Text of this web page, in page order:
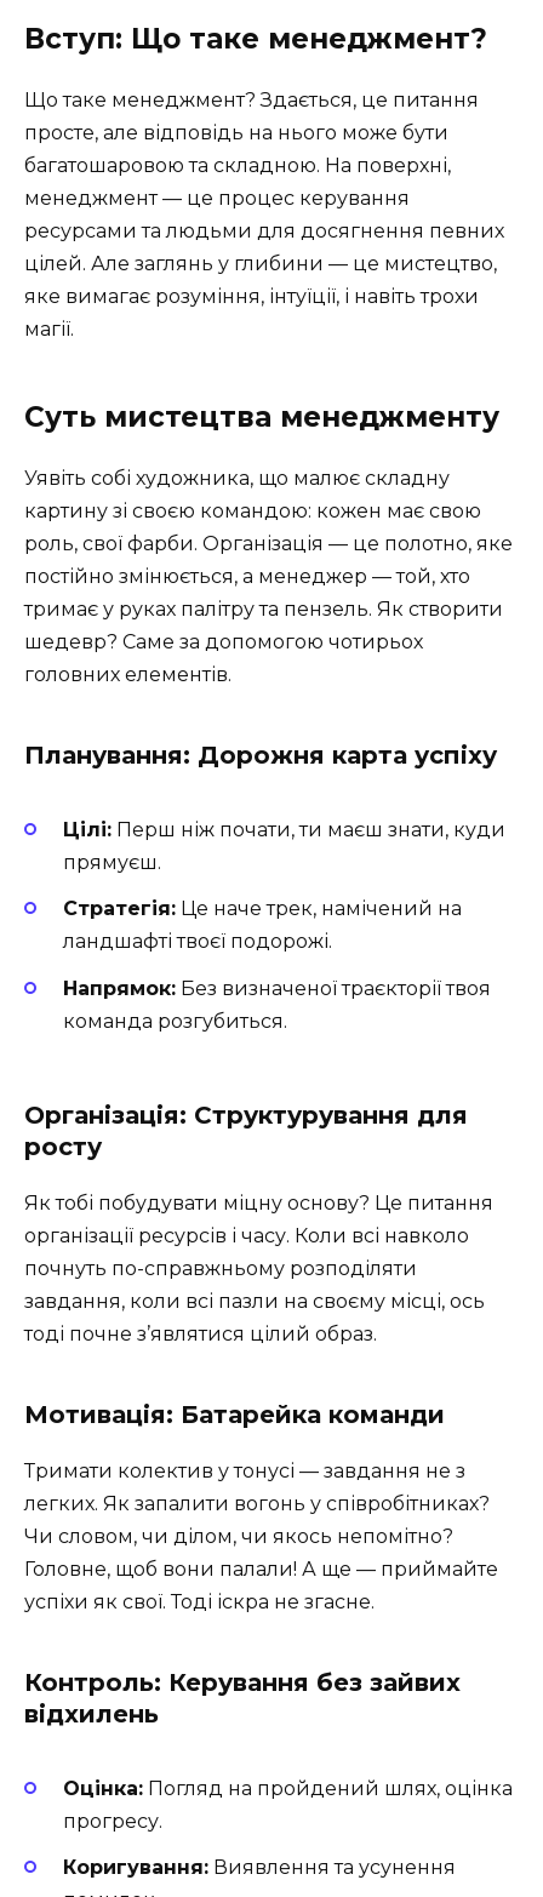
Вступ: Що таке менеджмент?
Що таке менеджмент? Здається, це питання
просте, але відповідь на нього може бути
багатошаровою та складною. На поверхні,
менеджмент — це процес керування
ресурсами та людьми для досягнення певних
цілей. Але заглянь у глибини — це мистецтво,
яке вимагає розуміння, інтуїції, і навіть трохи
магії.
Суть мистецтва менеджменту
Уявіть собі художника, що малює складну
картину зі своєю командою: кожен має свою
роль, свої фарби. Організація — це полотно, яке
постійно змінюється, а менеджер — той, хто
тримає у руках палітру та пензель. Як створити
шедевр? Саме за допомогою чотирьох
головних елементів.
Планування: Дорожня карта успіху
Цілі: Перш ніж почати, ти маєш знати, куди
прямуєш.
Стратегія: Це наче трек, намічений на
ландшафті твоєї подорожі.
Напрямок: Без визначеної траєкторії твоя
команда розгубиться.
Організація: Структурування для
росту
Як тобі побудувати міцну основу? Це питання
організації ресурсів і часу. Коли всі навколо
почнуть по-справжньому розподіляти
завдання, коли всі пазли на своєму місці, ось
тоді почне з’являтися цілий образ.
Мотивація: Батарейка команди
Тримати колектив у тонусі — завдання не з
легких. Як запалити вогонь у співробітниках?
Чи словом, чи ділом, чи якось непомітно?
Головне, щоб вони палали! А ще — приймайте
успіхи як свої. Тоді іскра не згасне.
Контроль: Керування без зайвих
відхилень
Оцінка: Погляд на пройдений шлях, оцінка
прогресу.
Коригування: Виявлення та усунення